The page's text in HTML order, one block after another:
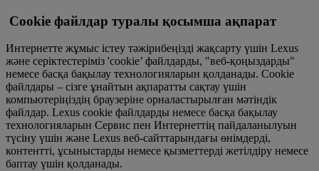
Cookie файлдар туралы қосымша ақпарат
Интернетте жұмыс істеу тәжірибеңізді жақсарту үшін Lexus
және серіктестеріміз 'cookie’ файлдарды, "веб-қоңыздарды"
немесе басқа бақылау технологияларын қолданады. Cookie
файлдары – сізге ұнайтын ақпаратты сақтау үшін
компьютеріңіздің браузеріне орналастырылған мәтіндік
файлдар. Lexus cookie файлдарды немесе басқа бақылау
технологияларын Сервис пен Интернеттің пайдаланылуын
түсіну үшін және Lexus веб-сайттарындағы өнімдерді,
контентті, ұсыныстарды немесе қызметтерді жетілдіру немесе
баптау үшін қолданады.